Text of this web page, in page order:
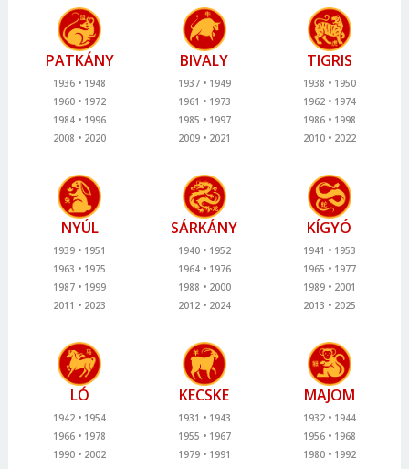
PATKÁNY
1936
1948
1960
1972
1984
1996
2008
2020
BIVALY
1937
1949
1961
1973
1985
1997
2009
2021
TIGRIS
1938
1950
1962
1974
1986
1998
2010
2022
NYÚL
1939
1951
1963
1975
1987
1999
2011
2023
SÁRKÁNY
1940
1952
1964
1976
1988
2000
2012
2024
KÍGYÓ
1941
1953
1965
1977
1989
2001
2013
2025
LÓ
1942
1954
1966
1978
1990
2002
KECSKE
1931
1943
1955
1967
1979
1991
MAJOM
1932
1944
1956
1968
1980
1992